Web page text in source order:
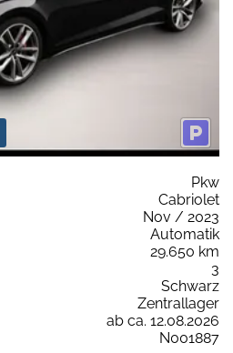
Pkw
Cabriolet
Nov / 2023
Automatik
29.650 km
3
Schwarz
Zentrallager
ab ca. 12.08.2026
N001887